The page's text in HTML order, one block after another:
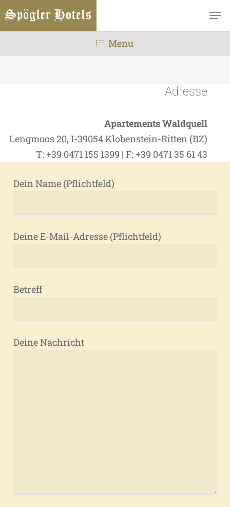
Skip
to
Menu
Adresse
Apartements Waldquell
Lengmoos 20, I-39054 Klobenstein-Ritten (BZ)
T: +39 0471 155 1399 | F: +39 0471 35 61 43
Dein Name (Pflichtfeld)
Deine E-Mail-Adresse (Pflichtfeld)
Betreff
Deine Nachricht